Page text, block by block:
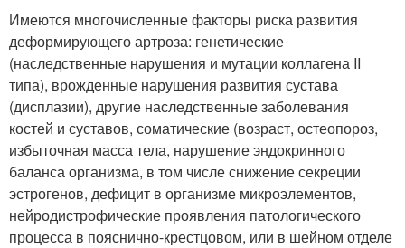
Имеются многочисленные факторы риска развития
деформирующего артроза: генетические
(наследственные нарушения и мутации коллагена II
типа), врожденные нарушения развития сустава
(дисплазии), другие наследственные заболевания
костей и суставов, соматические (возраст, остеопороз,
избыточная масса тела, нарушение эндокринного
баланса организма, в том числе снижение секреции
эстрогенов, дефицит в организме микроэлементов,
нейродистрофические проявления патологического
процесса в пояснично-крестцовом, или в шейном отделе